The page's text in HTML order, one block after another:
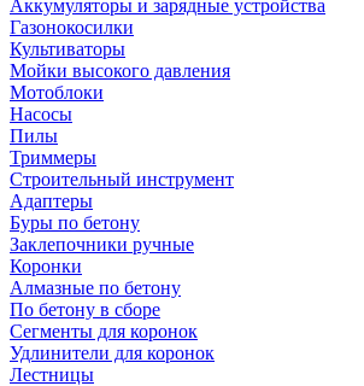
Аккумуляторы и зарядные устройства
Газонокосилки
Культиваторы
Мойки высокого давления
Мотоблоки
Насосы
Пилы
Триммеры
Строительный инструмент
Адаптеры
Буры по бетону
Заклепочники ручные
Коронки
Алмазные по бетону
По бетону в сборе
Сегменты для коронок
Удлинители для коронок
Лестницы